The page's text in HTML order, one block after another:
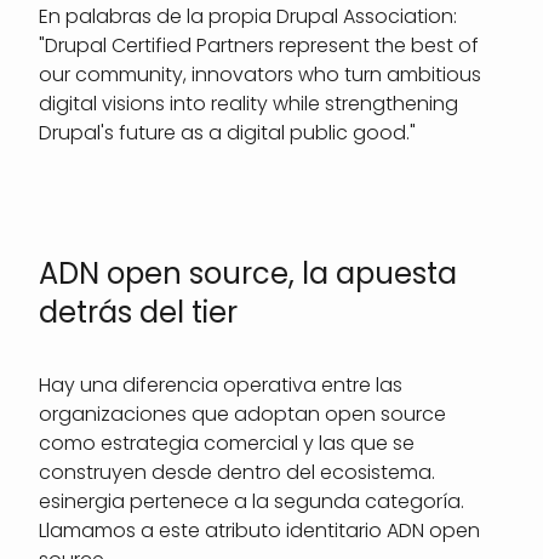
En palabras de la propia Drupal Association:
"Drupal Certified Partners represent the best of
our community, innovators who turn ambitious
digital visions into reality while strengthening
Drupal's future as a digital public good."
ADN open source, la apuesta
detrás del tier
Hay una diferencia operativa entre las
organizaciones que adoptan open source
como estrategia comercial y las que se
construyen desde dentro del ecosistema.
esinergia pertenece a la segunda categoría.
Llamamos a este atributo identitario ADN open